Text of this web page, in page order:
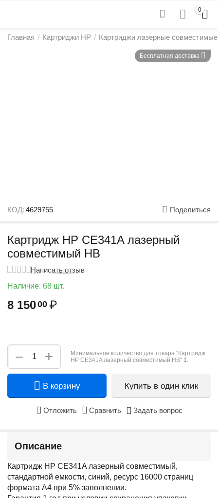
0
Главная / Картриджи HP / Картриджи лазерные
Бесплатная доставка
КОД: 4629755 Поделиться
Картридж HP CE341A лазерный
совместимый HB
Написать отзыв
Наличие: 68 шт.
8 15000 ₽
+
−
Минимальное количество для товара "Картридж
HP CE341A лазерный совместимый HB" 1.
В корзину Купить в один клик
Отложить Сравнить Задать вопрос
Описание
Картридж HP CE341A лазерный совместимый,
стандартной емкости, синий, ресурс 16000 страниц
формата А4 при 5% заполнении.